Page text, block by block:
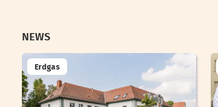
NEWS
Erdgas